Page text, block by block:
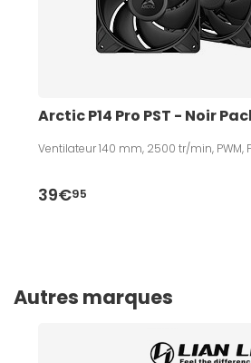
Arctic P14 Pro PST - Noir
Ventilateur 140 mm, 2500 tr/min, PWM,
39€95
Autres marques